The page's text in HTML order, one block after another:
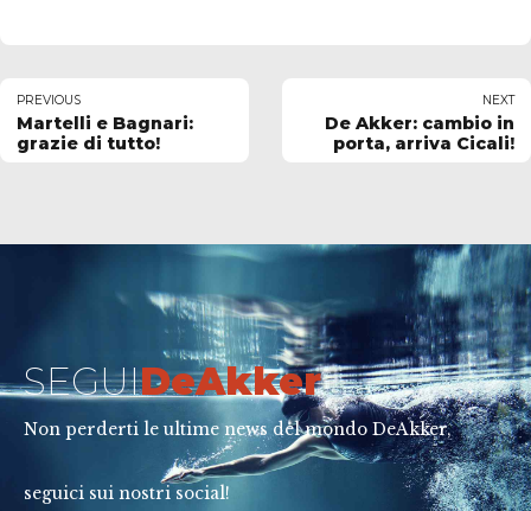
PREVIOUS
Martelli e Bagnari:
grazie di tutto!
NEXT
De Akker: cambio in
porta, arriva Cicali!
SEGUIDeAkker
Non perderti le ultime news del mondo DeAkker,
seguici sui nostri social!